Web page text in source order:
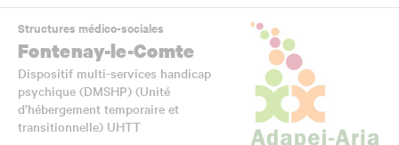
Structures médico-sociales
Fontenay-le-Comte
Dispositif multi-services handicap
psychique (DMSHP) (Unité
d’hébergement temporaire et
transitionnelle) UHTT